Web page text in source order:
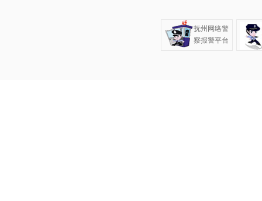
抚州网络警
察报警平台